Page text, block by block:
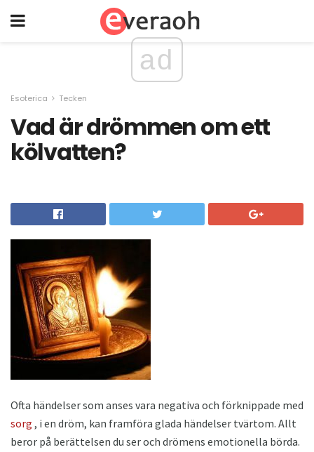
ad
Esoterica Tecken
Vad är drömmen om ett
kölvatten?
Ofta händelser som anses vara negativa och förknippade med
sorg , i en dröm, kan framföra glada händelser tvärtom. Allt
beror på berättelsen du ser och drömens emotionella börda.